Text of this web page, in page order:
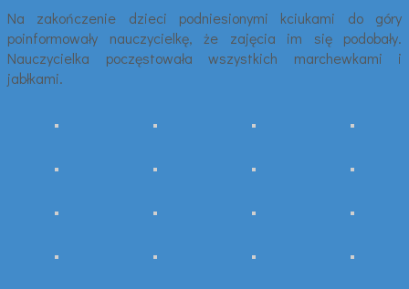
Na zakończenie dzieci podniesionymi kciukami do góry
poinformowały nauczycielkę, że zajęcia im się podobały.
Nauczycielka poczęstowała wszystkich marchewkami i
jabłkami.